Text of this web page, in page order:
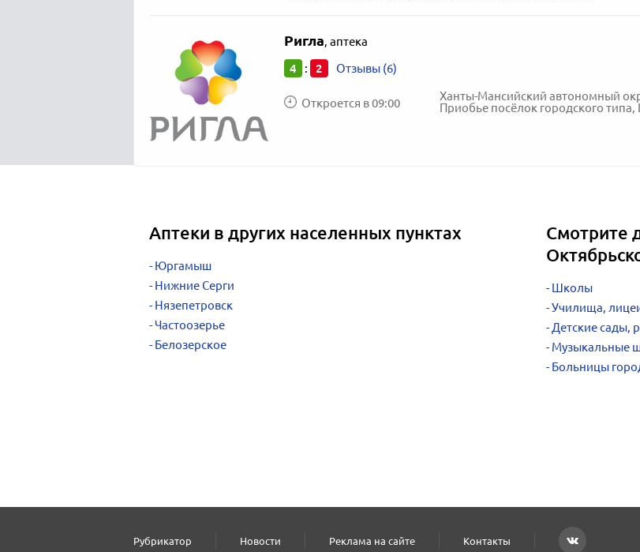
Ригла, аптека
4 : 2 Отзывы (6)
Откроется в 09:00
Приобье посёлок городского типа,
Аптеки в других населенных пунктах
Юргамыш
Нижние Серги
Нязепетровск
Частоозерье
Белозерское
Смотрите
Школы
Училища,
Детские сады,
Музыкальные
Больницы
Рубрикатор Новости Реклама на сайте Контакты